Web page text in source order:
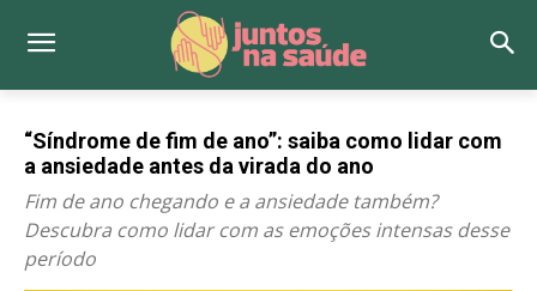
“Síndrome de fim de ano”: saiba como lidar com
a ansiedade antes da virada do ano
Fim de ano chegando e a ansiedade também?
Descubra como lidar com as emoções intensas desse
período